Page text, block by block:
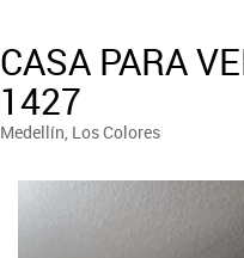
CASA PARA
1427
Medellín, Los Colores